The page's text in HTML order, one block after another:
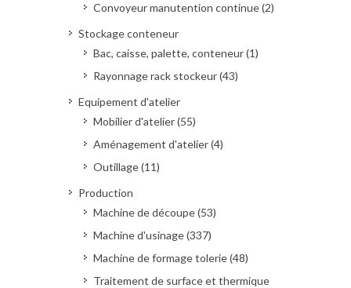
Convoyeur manutention continue (2)
Stockage conteneur
Bac, caisse, palette, conteneur (1)
Rayonnage rack stockeur (43)
Equipement d'atelier
Mobilier d'atelier (55)
Aménagement d'atelier (4)
Outillage (11)
Production
Machine de découpe (53)
Machine d'usinage (337)
Machine de formage tolerie (48)
Traitement de surface et thermique